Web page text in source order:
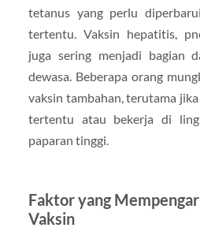
tetanus yang perlu
tertentu. Vaksin hepatitis,
juga sering menjadi bagian
dewasa. Beberapa orang
vaksin tambahan, terutama
tertentu atau bekerja di
paparan tinggi.
Faktor yang
Vaksin